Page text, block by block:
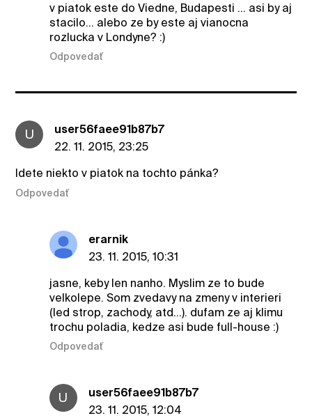
v piatok este do Viedne, Budapesti ... asi by aj
stacilo... alebo ze by este aj vianocna
rozlucka v Londyne? :)
Odpovedať
U
user56faee91b87b7
22. 11. 2015, 23:25
Idete niekto v piatok na tochto pánka?
Odpovedať
erarnik
23. 11. 2015, 10:31
jasne, keby len nanho. Myslim ze to bude
velkolepe. Som zvedavy na zmeny v interieri
(led strop, zachody, atd...). dufam ze aj klimu
trochu poladia, kedze asi bude full-house :)
Odpovedať
U
user56faee91b87b7
23. 11. 2015, 12:04